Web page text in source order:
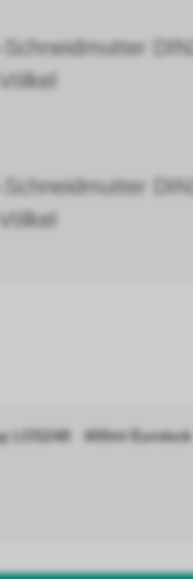
Schneidmutter
Schneidmutter
LOS248 400ml Eurolock